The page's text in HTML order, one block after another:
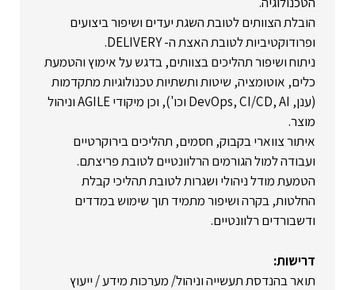
הובלת הצוותים לטובת השגת יעדים ושיפור ביצועים
ופרודוקטיביות לטובת האצת ה- DELIVERY.
ניתוח ושיפור תהליכים בצוותים, בדגש על אימוץ והטמעת
כלים, אוטומציה, שיטות ותשתיות טכנולוגיות מתקדמות
(ענן, DevOps, CI/CD, AI וכו'), וכן מיקודי AGILE וניהול
מוצר.
איתור צווארי בקבוק, חסמים, תהליכים בירוקרטיים
ועבודה למול הגורמים הרלוונטיים לטובת פריצתם.
הטמעת מודל ניהולי ושגרות לטובת תהליכי קבלת
החלטות, בקרה ושיפור מתמיד תוך שימוש במדדים
ודשבורדים רלוונטיים.
דרישות:
תואר בהנדסת תעשייה וניהול/ מערכות מידע / ייעוץ